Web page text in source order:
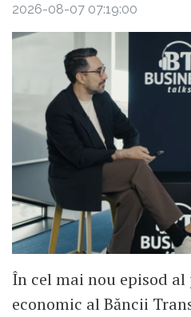
2026-08-07 07:19:00
În cel mai nou episod
economic al Băncii